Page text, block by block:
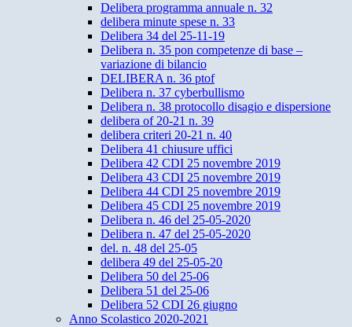
Delibera programma annuale n. 32
delibera minute spese n. 33
Delibera 34 del 25-11-19
Delibera n. 35 pon competenze di base –
variazione di bilancio
DELIBERA n. 36 ptof
Delibera n. 37 cyberbullismo
Delibera n. 38 protocollo disagio e dispersione
delibera of 20-21 n. 39
delibera criteri 20-21 n. 40
Delibera 41 chiusure uffici
Delibera 42 CDI 25 novembre 2019
Delibera 43 CDI 25 novembre 2019
Delibera 44 CDI 25 novembre 2019
Delibera 45 CDI 25 novembre 2019
Delibera n. 46 del 25-05-2020
Delibera n. 47 del 25-05-2020
del. n. 48 del 25-05
delibera 49 del 25-05-20
Delibera 50 del 25-06
Delibera 51 del 25-06
Delibera 52 CDI 26 giugno
Anno Scolastico 2020-2021